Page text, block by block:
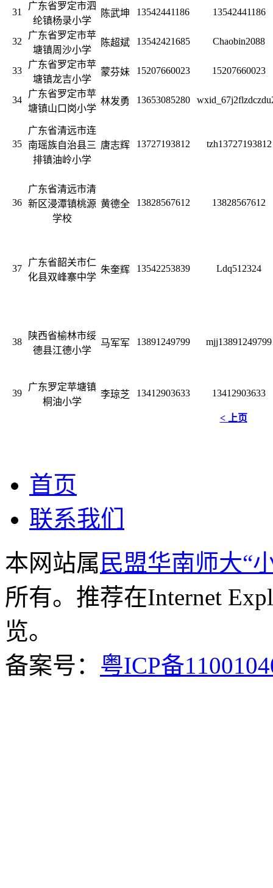
31
广东省罗定市泗
纶镇杨录小学
陈武坤 13542441186 13542441186
32
广东省罗定市苹
塘镇周沙小学
陈超斌 13542421685 Chaobin2088
33
广东省罗定市苹
塘镇龙吉小学
蒙芬妹 15207660023 15207660023
34
广东省罗定市苹
塘镇山口岗小学
林发勇 13653085280
35
广东省清远市连
南瑶族自治县三
排镇油岭小学
唐志辉 13727193812 tzh13727193812
36
广东省清远市清
新区浸潭镇桃源
学校
黄德全 13828567612 13828567612
37
广东省韶关市仁
化县双峰寨中学
朱奎辉 13542253839 Ldq512324
38
陕西省榆林市绥
德县江德小学
马军军 13891249799 mjj13891249799
39
广东罗定苹塘镇
桐油小学
李琼芝 13412903633 13412903633
< 上页
首页
联系我们
本网站属 民盟华南师大“
所有。推荐在Internet
览。
备案号： 粤ICP备